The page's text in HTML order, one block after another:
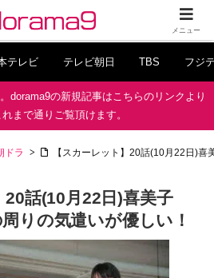
テレビ テレビ朝日 TBS フジ
dorama9の新規記事はこちらのリンクより
まで通りご覧頂けます。
ドラ 【スカーレット】20話(10月22日)
20話(10月22日)喜美子
周りの気遣いが優しい！
メニュー